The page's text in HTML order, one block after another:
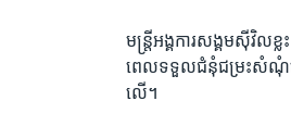
មន្ត្រី​អង្គ​ការ​សង្គម​ស៊ីវិល​ខ្
ពេល​ទទួល​ជំនុំជម្រះ​សំណុំរឿ
លើ។